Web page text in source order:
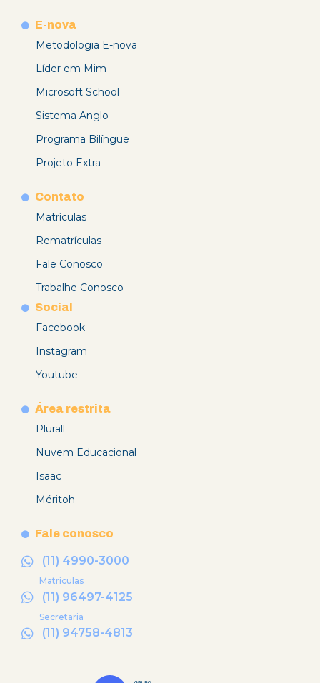
E-nova
Metodologia E-nova
Líder em Mim
Microsoft School
Sistema Anglo
Programa Bilíngue
Projeto Extra
Contato
Matrículas
Rematrículas
Fale Conosco
Trabalhe Conosco
Social
Facebook
Instagram
Youtube
Área restrita
Plurall
Nuvem Educacional
Isaac
Méritoh
Fale conosco
(11) 4990-3000
Matrículas
(11) 96497-4125
Secretaria
(11) 94758-4813